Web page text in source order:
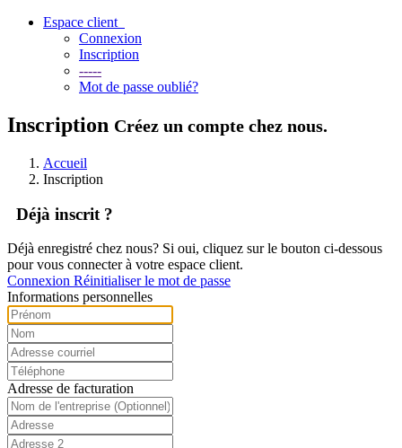
Espace client
Connexion
Inscription
-----
Mot de passe oublié?
Inscription Créez un compte chez nous.
Accueil
Inscription
Déjà inscrit ?
Déjà enregistré chez nous? Si oui, cliquez sur le bouton ci-dessous
pour vous connecter à votre espace client.
Connexion Réinitialiser le mot de passe
Informations personnelles
Adresse de facturation